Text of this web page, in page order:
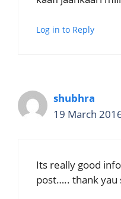
Log in to Reply
shubhra
19 March
Its really good
post….. thank yau